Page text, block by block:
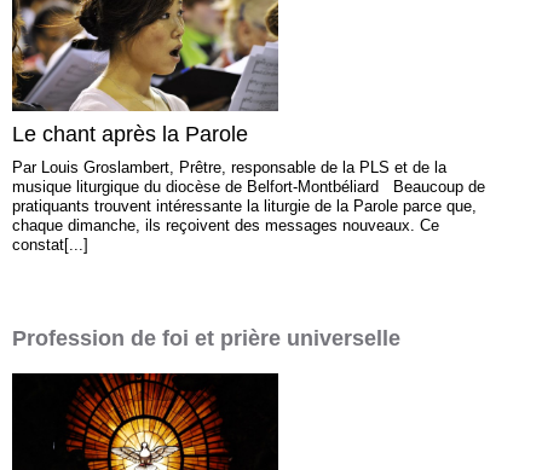
Le chant après la Parole
Par Louis Groslambert, Prêtre, responsable de la PLS et de la
musique liturgique du diocèse de Belfort-Montbéliard Beaucoup de
pratiquants trouvent intéressante la liturgie de la Parole parce que,
chaque dimanche, ils reçoivent des messages nouveaux. Ce
constat[...]
Profession de foi et prière universelle